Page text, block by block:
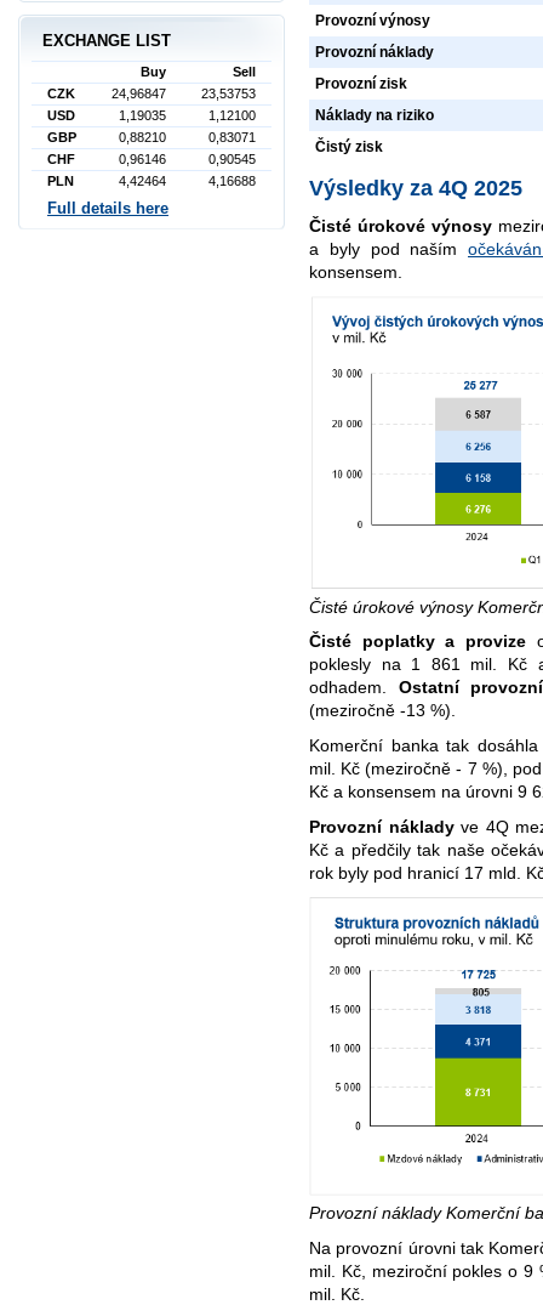
Provozní výnosy
Provozní náklady
Provozní zisk
Náklady na riziko
Čistý zisk
Výsledky za 4Q 2025
Čisté úrokové výnosy
a byly pod naším
konsensem.
Čisté úrokové výnosy
Čisté poplatky a provize
poklesly na 1 861 mil. Kč
odhadem. Ostatní
(meziročně -13 %).
Komerční banka tak
mil. Kč (meziročně - 7 %),
Kč a konsensem na úrovni 9
Provozní nákladyve 4Q
Kč a předčily tak naše
rok byly pod hranicí 17 mld.
Provozní náklady Komerční
Na provozní úrovni tak
mil. Kč, meziroční pokles o 9
mil. Kč.
EXCHANGE LIST
Buy
Sell
CZK
24,96847
23,53753
USD
1,19035
1,12100
GBP
0,88210
0,83071
CHF
0,96146
0,90545
PLN
4,42464 4,16688
Full details here